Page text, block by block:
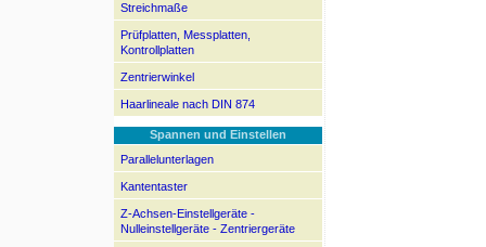
Streichmaße
Prüfplatten, Messplatten,
Kontrollplatten
Zentrierwinkel
Haarlineale nach DIN 874
Spannen und Einstellen
Parallelunterlagen
Kantentaster
Z-Achsen-Einstellgeräte -
Nulleinstellgeräte - Zentriergeräte